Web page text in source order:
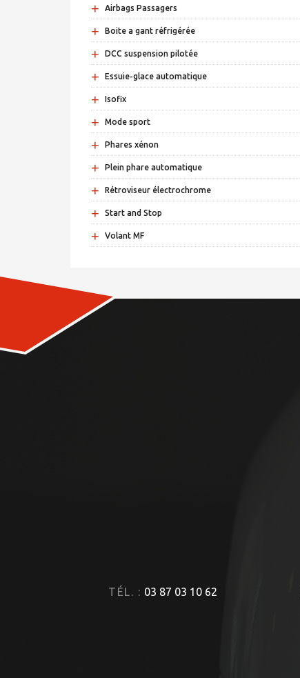
+ Airbags Passagers
+ Boite a gant réfrigérée
+ DCC suspension pilotée
+ Essuie-glace automatique
+ Isofix
+ Mode sport
+ Phares xénon
+ Plein phare automatique
+ Rétroviseur électrochrome
+ Start and Stop
+ Volant MF
TÉL. : 03 87 03 10 62